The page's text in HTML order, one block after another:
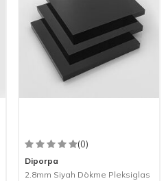
(0)
Diporpa
2.8mm Siyah Dökme Pleksiglas